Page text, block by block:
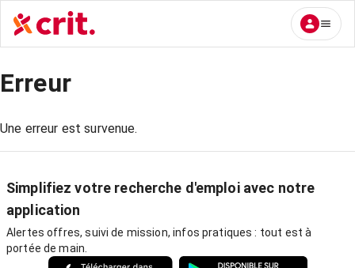
Erreur
Une erreur est survenue.
Simplifiez votre recherche d'emploi avec notre
application
Alertes offres, suivi de mission, infos pratiques : tout est à
portée de main.